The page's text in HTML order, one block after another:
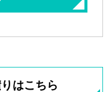
はこちら